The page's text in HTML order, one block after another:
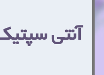
آنتی